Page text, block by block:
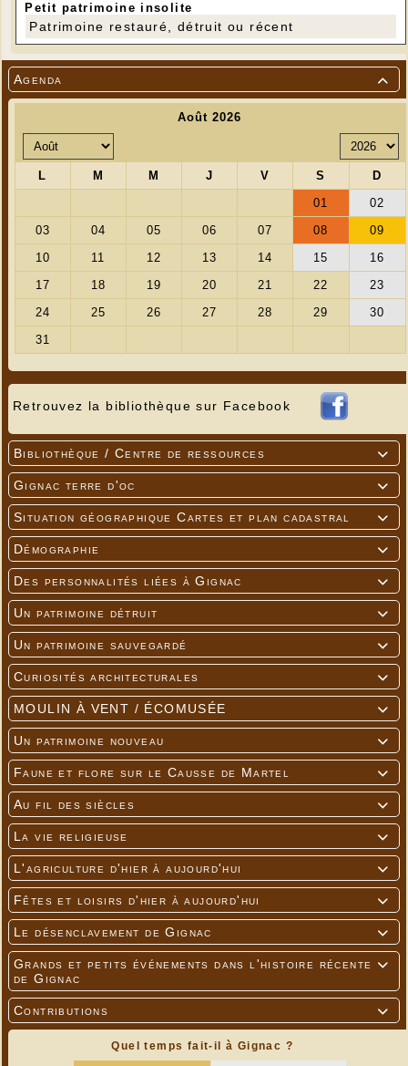

Agenda
Retrouvez la bibliothèque sur Facebook

Bibliothèque / Centre de ressources

Gignac terre d'oc

Situation géographique Cartes et plan cadastral

Démographie

Des personnalités liées à Gignac

Un patrimoine détruit

Un patrimoine sauvegardé

Curiosités architecturales

MOULIN À VENT / ÉCOMUSÉE

Un patrimoine nouveau

Faune et flore sur le Causse de Martel

Au fil des siècles

La vie religieuse

L'agriculture d'hier à aujourd'hui

Fêtes et loisirs d'hier à aujourd'hui

Le désenclavement de Gignac

Grands et petits événements dans l'histoire récente
de Gignac

Contributions
Quel temps fait-il à Gignac ?
Petit patrimoine insolite
Patrimoine restauré, détruit ou récent